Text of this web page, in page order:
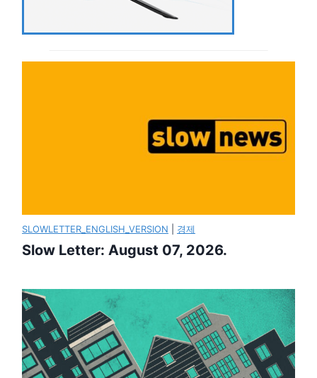
SLOWLETTER_ENGLISH_VERSION 경제
Slow Letter: August 07, 2026.